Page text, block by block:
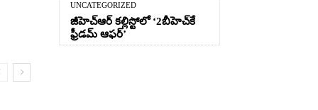
UNCATEGORIZED
జీహెచ్ఆర్‌ కల్లిస్టోలో ‘2బీహెచ్‌కే
ఫ్రీడమ్ ఆఫర్’